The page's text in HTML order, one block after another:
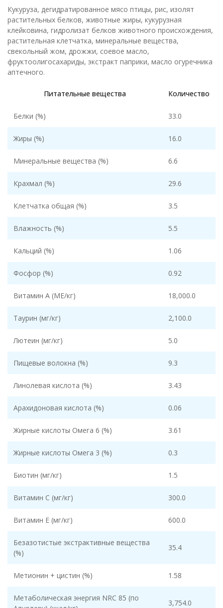
Кукуруза, дегидратированное мясо птицы, рис, изолят
растительных белков, животные жиры, кукурузная
клейковина, гидролизат белков животного происхождения,
растительная клетчатка, минеральные вещества,
свекольный жом, дрожжи, соевое масло,
фруктоолигосахариды, экстракт паприки, масло огуречника
аптечного.
Питательные вещества Количество
Белки (%) 33.0
Жиры (%) 16.0
Минеральные вещества (%) 6.6
Крахмал (%) 29.6
Клетчатка общая (%) 3.5
Влажность (%) 5.5
Кальций (%) 1.06
Фосфор (%) 0.92
Витамин А (МЕ/кг) 18,000.0
Таурин (мг/кг) 2,100.0
Лютеин (мг/кг) 5.0
Пищевые волокна (%) 9.3
Линолевая кислота (%) 3.43
Арахидоновая кислота (%) 0.06
Жирные кислоты Омега 6 (%) 3.61
Жирные кислоты Омега 3 (%) 0.3
Биотин (мг/кг) 1.5
Витамин С (мг/кг) 300.0
Витамин Е (мг/кг) 600.0
Безазотистые экстрактивные вещества
(%)
35.4
Метионин + цистин (%) 1.58
Метаболическая энергия NRC 85 (по
3,754.0